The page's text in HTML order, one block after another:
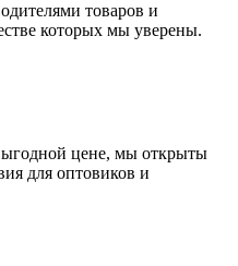
товаров и
которых мы уверены.
цене, мы открыты
для оптовиков и